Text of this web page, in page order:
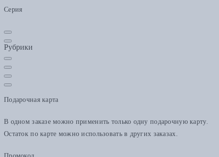
Серия
Рубрики
Подарочная карта
В одном заказе можно применить только одну подарочную карту.
Остаток по карте можно использовать в других заказах.